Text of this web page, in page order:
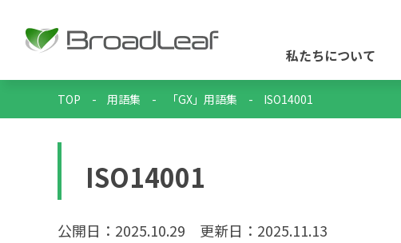
私たちについて
TOP - 用語集 - 「GX」用語集 - ISO14001
ISO14001
公開日：2025.10.29 更新日：2025.11.13